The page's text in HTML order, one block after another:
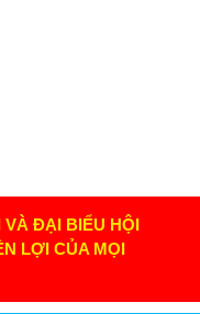
VÀ ĐẠI BIỂU HỘI
LỢI CỦA MỌI